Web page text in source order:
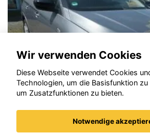
Wir verwenden Cookies
Diese Webseite verwendet Cookies
Technologien, um die Basisfunktion
um Zusatzfunktionen zu bieten.
Notwendige